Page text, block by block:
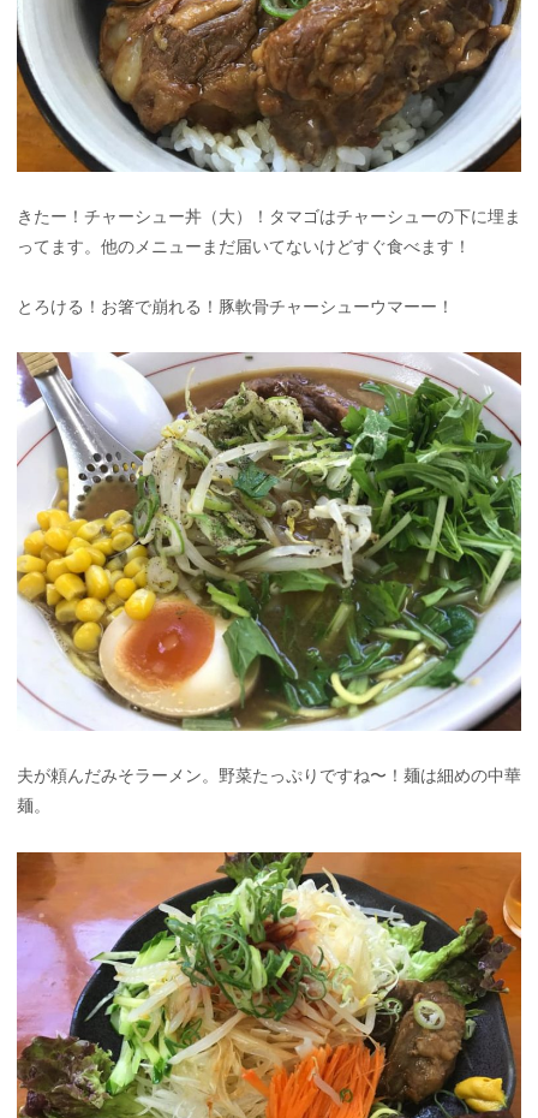
きたー！チャーシュー丼（大）！タマゴはチャーシューの下に埋ま
ってます。他のメニューまだ届いてないけどすぐ食べます！
とろける！お箸で崩れる！豚軟骨チャーシューウマーー！
夫が頼んだみそラーメン。野菜たっぷりですね〜！麺は細めの中華
麺。